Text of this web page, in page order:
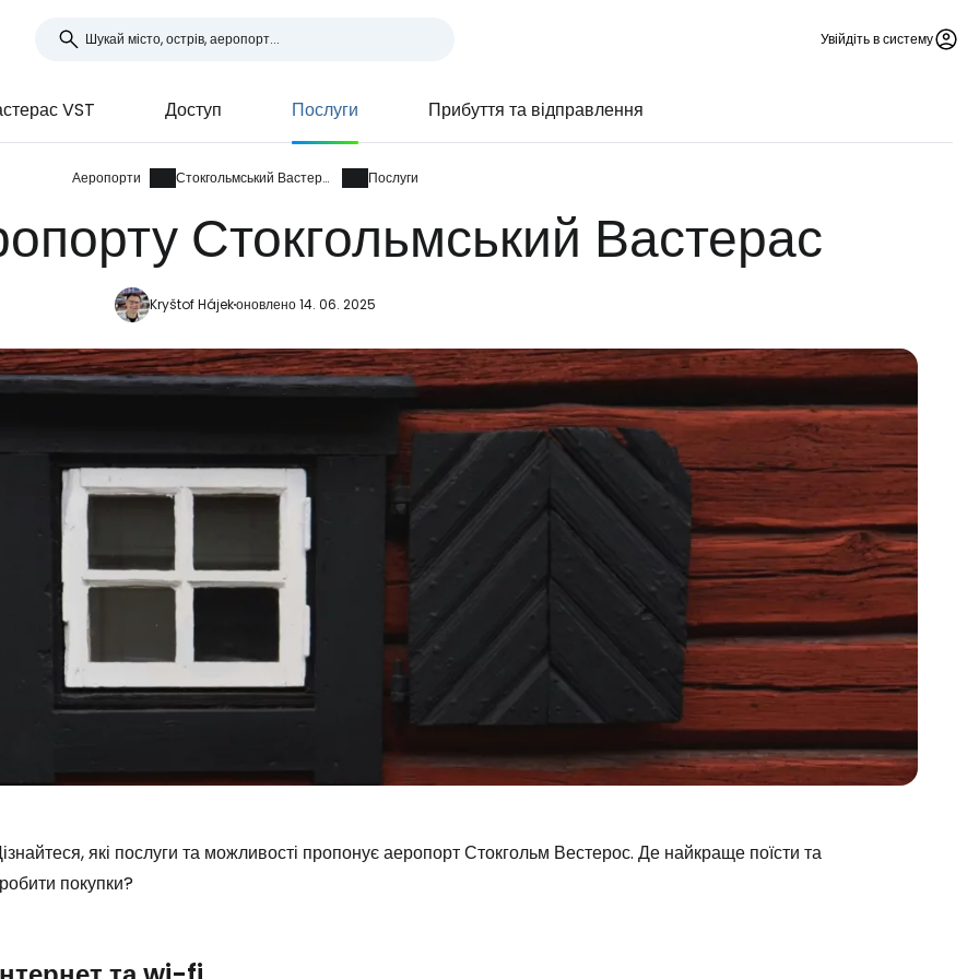
Увійдіть в систему
VST Доступ Послуги Прибуття та відправлення
Аеропорти Стокгольмський Вастерас Послуги
Стокгольмський Вастерас
Kryštof Hájekоновлено 14. 06. 2025
які послуги та можливості пропонує аеропорт Стокгольм Вестерос. Де найкраще поїсти та
покупки?